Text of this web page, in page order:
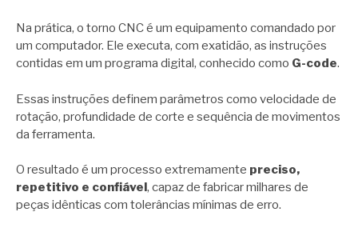
Na prática, o torno CNC é um equipamento comandado por
um computador. Ele executa, com exatidão, as instruções
contidas em um programa digital, conhecido como G-code.
Essas instruções definem parâmetros como velocidade de
rotação, profundidade de corte e sequência de movimentos
da ferramenta.
O resultado é um processo extremamente preciso,
repetitivo e confiável, capaz de fabricar milhares de
peças idênticas com tolerâncias mínimas de erro.